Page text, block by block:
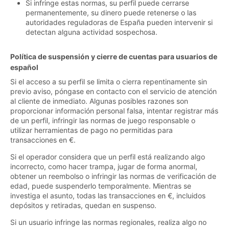
Si infringe estas normas, su perfil puede cerrarse
permanentemente, su dinero puede retenerse o las
autoridades reguladoras de España pueden intervenir si
detectan alguna actividad sospechosa.
Política de suspensión y cierre de cuentas para usuarios de
español
Si el acceso a su perfil se limita o cierra repentinamente sin
previo aviso, póngase en contacto con el servicio de atención
al cliente de inmediato. Algunas posibles razones son
proporcionar información personal falsa, intentar registrar más
de un perfil, infringir las normas de juego responsable o
utilizar herramientas de pago no permitidas para
transacciones en €.
Si el operador considera que un perfil está realizando algo
incorrecto, como hacer trampa, jugar de forma anormal,
obtener un reembolso o infringir las normas de verificación de
edad, puede suspenderlo temporalmente. Mientras se
investiga el asunto, todas las transacciones en €, incluidos
depósitos y retiradas, quedan en suspenso.
Si un usuario infringe las normas regionales, realiza algo no